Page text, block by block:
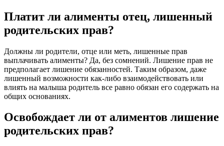
Платит ли алименты отец, лишенный
родительских прав?
Должны ли родители, отце или меть, лишенные прав
выплачивать алименты? Да, без сомнений. Лишение прав не
предполагает лишение обязанностей. Таким образом, даже
лишенный возможности как-либо взаимодействовать или
влиять на малыша родитель все равно обязан его содержать на
общих основаниях.
Освобождает ли от алиментов лишение
родительских прав?